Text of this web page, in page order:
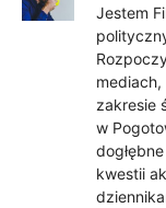
Jestem
zakresie
w
kwestii